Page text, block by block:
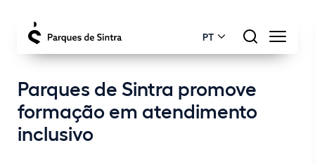
PT
Parques de Sintra promove
formação em atendimento
inclusivo